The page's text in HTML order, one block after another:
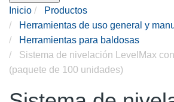
Inicio
Productos
Herramientas de uso general y
Herramientas para baldosas
Sistema de nivelación LevelMax
(paquete de 100 unidades)